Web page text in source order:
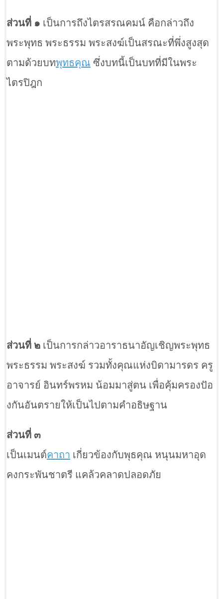
ส่วนที่ ๑ เป็นการถึงไตรสรณคมน์ คือกล่าวถึง
พระพุทธ พระธรรม พระสงฆ์เป็นสรณะที่พึ่งสูงสุด
ตามด้วยบทพุทธคุณ ซึ่งบทนี้เป็นบทที่มีในพระ
ไตรปิฎก
ส่วนที่ ๒ เป็นการกล่าวอาราธนาอัญเชิญพระพุทธ
พระธรรม พระสงฆ์ รวมทั้งคุณแห่งบิดามารดร ครู
อาจารย์ อินทร์พรหม น้อมมาสู่ตน เพื่อคุ้มครองปัอ
งกันอันตรายให้เป็นไปตามคำอธิษฐาน
ส่วนที่ ๓
เป็นเมนต์คาถา เกี่ยวข้องกับพุธคุณ หนุนมหาอุด
คงกระพันชาตรี แคล้วคลาดปลอดภัย